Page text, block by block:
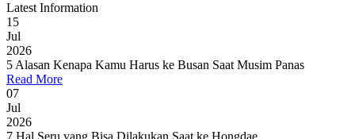
Latest Information
15
Jul
2026
5 Alasan Kenapa Kamu Harus ke Busan Saat Musim Panas
Read More
07
Jul
2026